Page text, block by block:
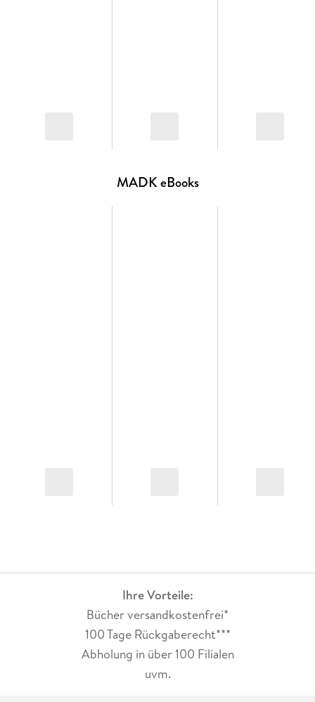
MADK eBooks
Ihre Vorteile:
Bücher versandkostenfrei*
100 Tage Rückgaberecht***
Abholung in über 100 Filialen
uvm.